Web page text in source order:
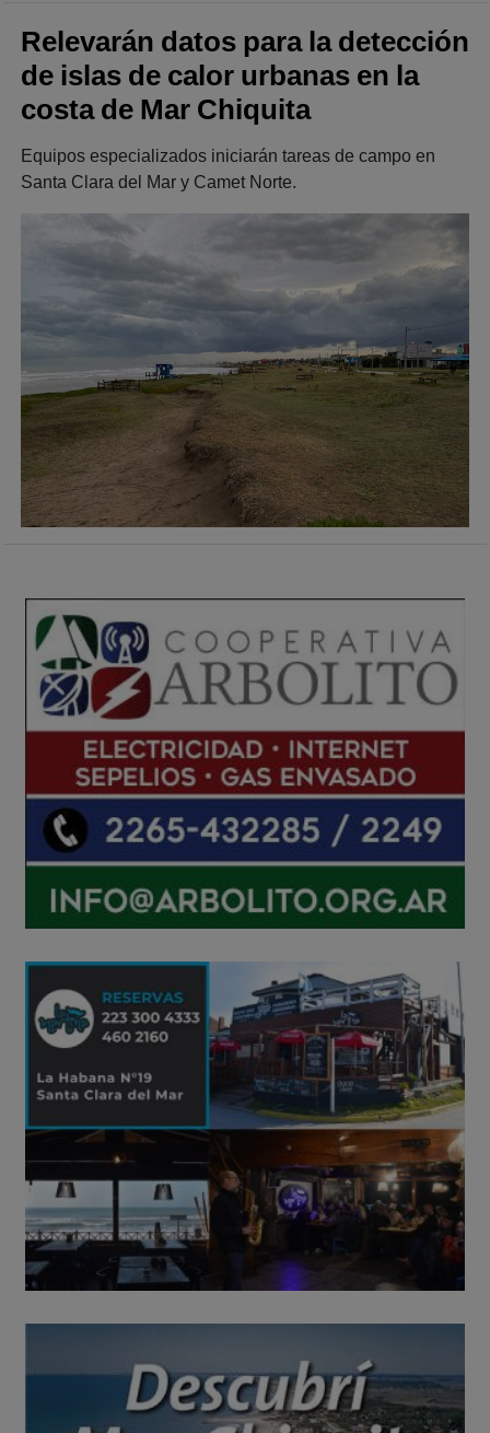
Relevarán datos para la detección
de islas de calor urbanas en la
costa de Mar Chiquita
Equipos especializados iniciarán tareas de campo en
Santa Clara del Mar y Camet Norte.